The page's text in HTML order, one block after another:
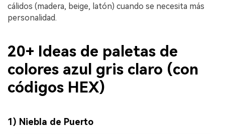
cálidos (madera, beige, latón) cuando se necesita más
personalidad.
20+ Ideas de paletas de
colores azul gris claro (con
códigos HEX)
1) Niebla de Puerto